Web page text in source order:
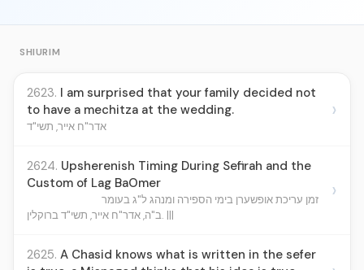
SHIURIM
2623. I am surprised that your family decided not
to have a mechitza at the wedding.
אדר"ח אייר, תשי"ד
›
2624. Upsherenish Timing During Sefirah and the
Custom of Lag BaOmer
זמן עריכת אופשערן בימי הספירה ומנהג ל"ג בעומר
ב"ה, אדר"ח אייר, תשי"ד ברוקלין. |||
›
2625. A Chasid knows what is written in the sefer